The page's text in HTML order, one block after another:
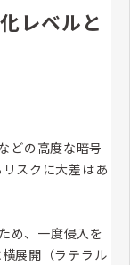
レベルと
どの高度な暗号
スクに大差はあ
め、一度侵入を
展開（ラテラル